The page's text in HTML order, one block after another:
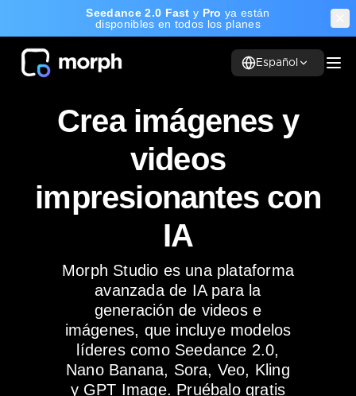
Seedance 2.0 Fast y Pro ya están
disponibles en todos los planes
Español
Crea imágenes y
videos
impresionantes con
IA
Morph Studio es una plataforma
avanzada de IA para la
generación de videos e
imágenes, que incluye modelos
líderes como Seedance 2.0,
Nano Banana, Sora, Veo, Kling
y GPT Image. Pruébalo gratis